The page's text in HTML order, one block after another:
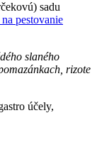
sadu
na pestovanie
slaného
rizote
účely,